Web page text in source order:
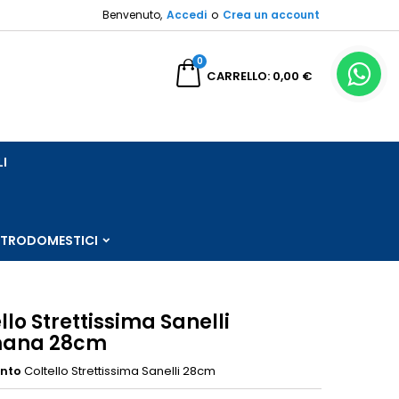
Benvenuto, Accedi o Crea un account
CARRELLO
0
0,00 €
Strettissima Sanelli
28cm
Coltello Strettissima Sanelli 28cm